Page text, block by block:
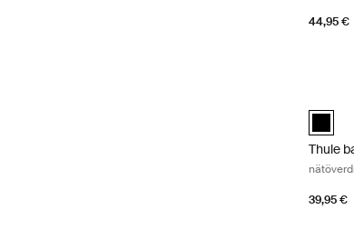
44,95 €
Thule
Thule
39,95 €